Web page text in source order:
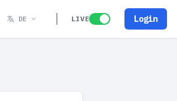
DE LIVE Login